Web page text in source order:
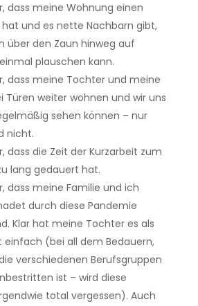
dass meine Wohnung einen
und es nette Nachbarn gibt,
über den Zaun hinweg auf
plauschen kann.
dass meine Tochter und meine
Türen weiter wohnen und wir uns
sehen können – nur
nicht.
dass die Zeit der Kurzarbeit zum
lang gedauert hat.
dass meine Familie und ich
durch diese Pandemie
Klar hat meine Tochter es als
einfach (bei all dem Bedauern,
verschiedenen Berufsgruppen
ist – wird diese
total vergessen). Auch